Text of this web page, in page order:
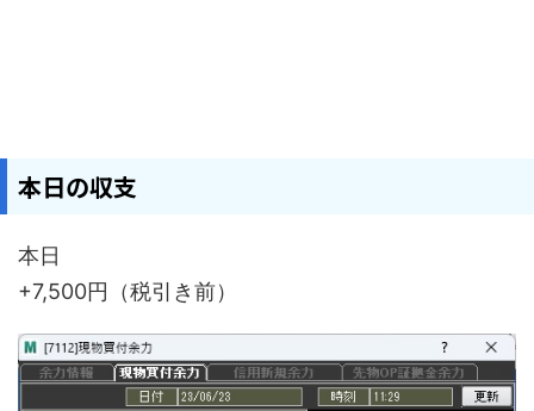
本日の収支
本日
+7,500円（税引き前）